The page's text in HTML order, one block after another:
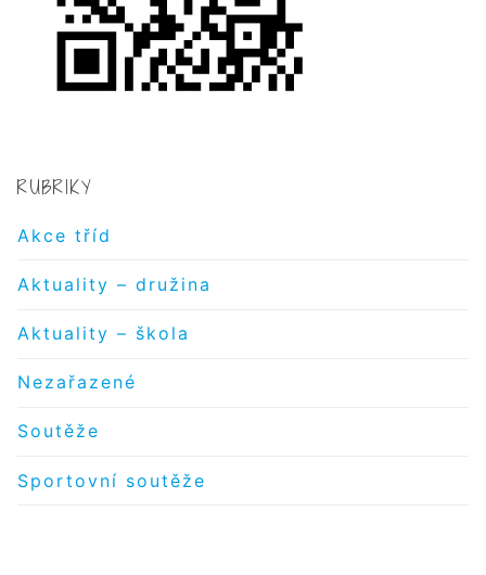
RUBRIKY
Akce tříd
Aktuality – družina
Aktuality – škola
Nezařazené
Soutěže
Sportovní soutěže